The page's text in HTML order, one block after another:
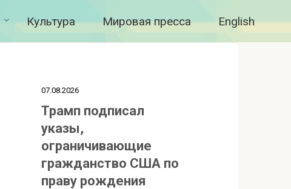
Культура Мировая пресса English
07.08.2026
Трамп подписал
указы,
ограничивающие
гражданство США по
праву рождения